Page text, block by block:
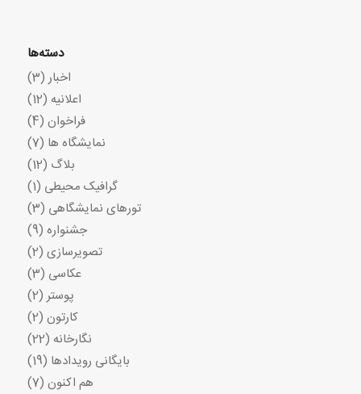
دسته‌ها
اخبار (3)
اعلانیه (12)
فراخوان (4)
نمایشگاه ها (7)
بلاگ (12)
گرافیک محیطی (1)
تورهای نمایشگاهی (3)
جشنواره (9)
تصویرسازی (2)
عکاسی (3)
پوستر (2)
کارتون (2)
نگارخانه (22)
بایگانی رویدادها (19)
هم اکنون (7)